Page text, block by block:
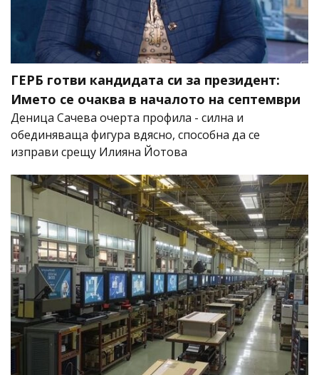
ГЕРБ готви кандидата си за президент:
Името се очаква в началото на септември
Деница Сачева очерта профила - силна и
обединяваща фигура вдясно, способна да се
изправи срещу Илияна Йотова